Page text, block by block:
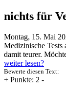
nichts für
Montag, 15. Mai
Medizinische Tests
damit teurer.
weiter lesen?
Bewerte diesen Text:
+ Punkte: 2 -